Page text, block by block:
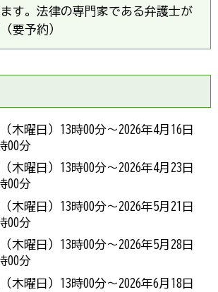
す。法律の専門家である弁護士が
要予約）
木曜日）13時00分～2026年4月16日
00分
木曜日）13時00分～2026年4月23日
00分
木曜日）13時00分～2026年5月21日
00分
木曜日）13時00分～2026年5月28日
00分
木曜日）13時00分～2026年6月18日